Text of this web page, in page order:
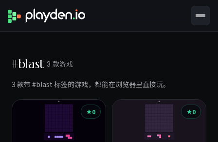
#blast 3 款游戏
3 款带 #blast 标签的游戏，都能在浏览器里直接玩。
0 0